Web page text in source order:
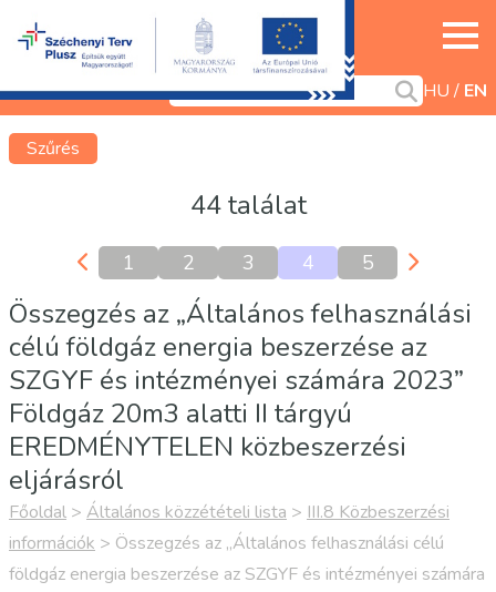
HU EN
Szűrés
44 találat
1 2 3 4 5
Összegzés az „Általános felhasználási
célú földgáz energia beszerzése az
SZGYF és intézményei számára 2023”
Földgáz 20m3 alatti II tárgyú
EREDMÉNYTELEN közbeszerzési
eljárásról
Főoldal > Általános közzétételi lista > III.8 Közbeszerzési
információk > Összegzés az „Általános felhasználási célú
földgáz energia beszerzése az SZGYF és intézményei számára